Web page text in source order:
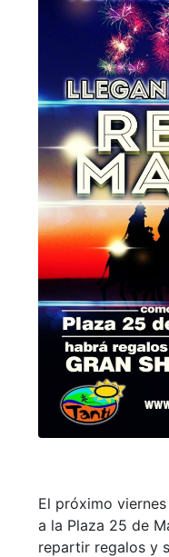
El próximo
a la Plaza 25 de
repartir regalos y